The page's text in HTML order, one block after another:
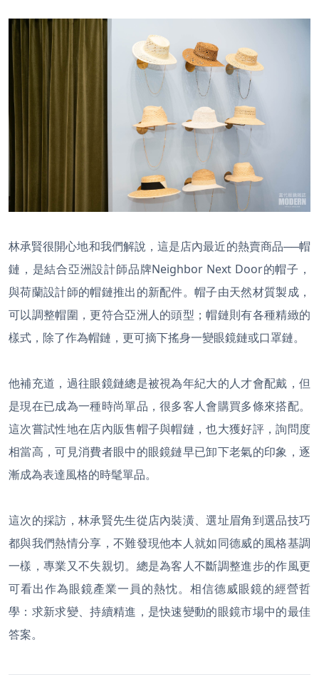
林承賢很開心地和我們解說，這是店內最近的熱賣商品──帽
鏈，是結合亞洲設計師品牌Neighbor Next Door的帽子，
與荷蘭設計師的帽鏈推出的新配件。帽子由天然材質製成，
可以調整帽圍，更符合亞洲人的頭型；帽鏈則有各種精緻的
樣式，除了作為帽鏈，更可摘下搖身一變眼鏡鏈或口罩鏈。
他補充道，過往眼鏡鏈總是被視為年紀大的人才會配戴，但
是現在已成為一種時尚單品，很多客人會購買多條來搭配。
這次嘗試性地在店內販售帽子與帽鏈，也大獲好評，詢問度
相當高，可見消費者眼中的眼鏡鏈早已卸下老氣的印象，逐
漸成為表達風格的時髦單品。
這次的採訪，林承賢先生從店內裝潢、選址眉角到選品技巧
都與我們熱情分享，不難發現他本人就如同德威的風格基調
一樣，專業又不失親切。總是為客人不斷調整進步的作風更
可看出作為眼鏡產業一員的熱忱。相信德威眼鏡的經營哲
學：求新求變、持續精進，是快速變動的眼鏡市場中的最佳
答案。